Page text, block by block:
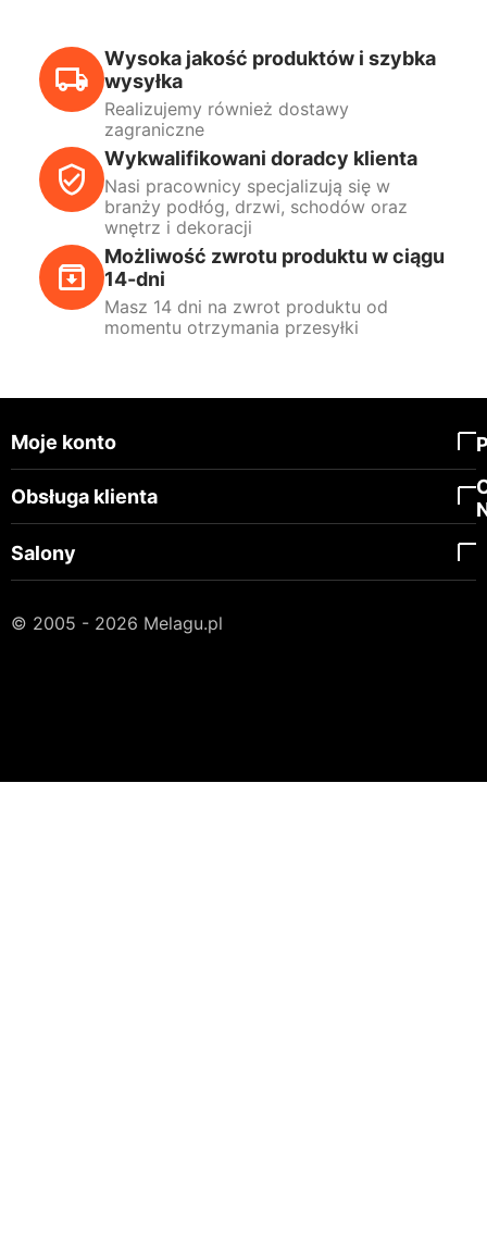
Wysoka jakość produktów i szybka
wysyłka
Realizujemy również dostawy
zagraniczne
Wykwalifikowani doradcy klienta
Nasi pracownicy specjalizują się w
branży podłóg, drzwi, schodów oraz
wnętrz i dekoracji
Możliwość zwrotu produktu w ciągu
14-dni
Masz 14 dni na zwrot produktu od
momentu otrzymania przesyłki
Moje konto
Obsługa klienta
Salony
© 2005 - 2026 Melagu.pl